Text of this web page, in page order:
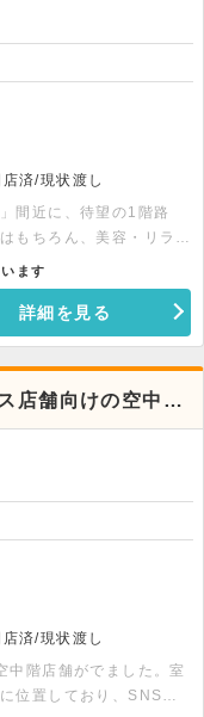
済/現状渡し
間近に、待望の1階路
もちろん、美容・リラク
め。コストを抑えて一等
。赤羽で新しいビジネス
につき、お早めにお問い
ます
詳細を見る
店舗向けの空中階
済/現状渡し
中階店舗がでました。室
位置しており、SNS集